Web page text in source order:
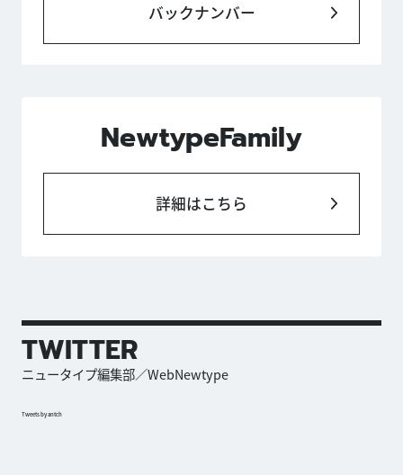
バックナンバー
NewtypeFamily
詳細はこちら
TWITTER
ニュータイプ編集部／WebNewtype
Tweets by antch